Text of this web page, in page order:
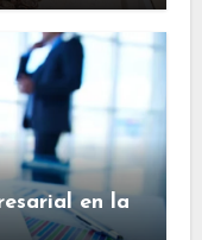
en la